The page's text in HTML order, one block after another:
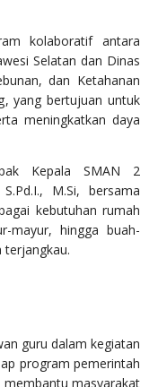
kolaboratif antara
Selatan dan Dinas
dan Ketahanan
yang bertujuan untuk
meningkatkan daya
Kepala SMAN 2
M.Si, bersama
kebutuhan rumah
mayur, hingga buah-
terjangkau.
guru dalam kegiatan
program pemerintah
membantu masyarakat